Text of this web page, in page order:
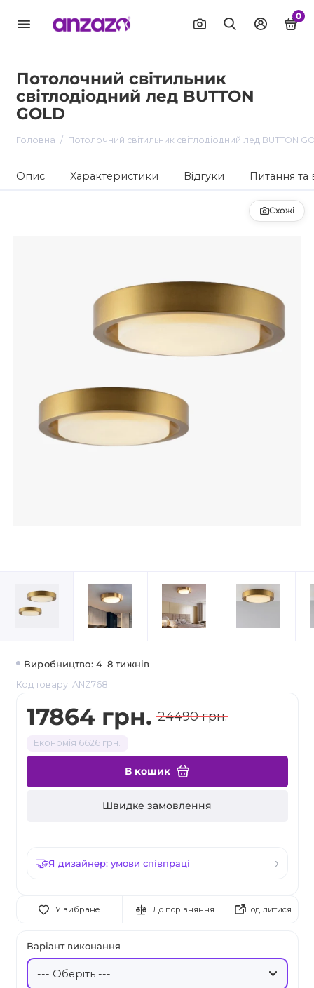
0
Потолочний світильник
світлодіодний лед BUTTON
GOLD
Головна Потолочний світильник світлодіодний лед BUTTON
Опис Характеристики Відгуки Питання та
Схожі
Виробництво: 4–8 тижнів
Код товару: ANZ768
17864 грн. 24490 грн.
Економія 6626 грн.
В кошик
Швидке замовлення
Я дизайнер: умови співпраці
У вибране До порівняння
Варіант виконання
Поділитися